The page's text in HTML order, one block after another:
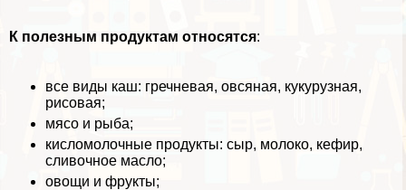
К полезным продуктам относятся:
все виды каш: гречневая, овсяная, кукурузная,
рисовая;
мясо и рыба;
кисломолочные продукты: сыр, молоко, кефир,
сливочное масло;
овощи и фрукты;